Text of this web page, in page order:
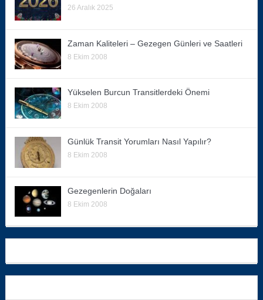
26 Aralık 2025
Zaman Kaliteleri – Gezegen Günleri ve Saatleri
8 Ekim 2008
Yükselen Burcun Transitlerdeki Önemi
8 Ekim 2008
Günlük Transit Yorumları Nasıl Yapılır?
8 Ekim 2008
Gezegenlerin Doğaları
8 Ekim 2008